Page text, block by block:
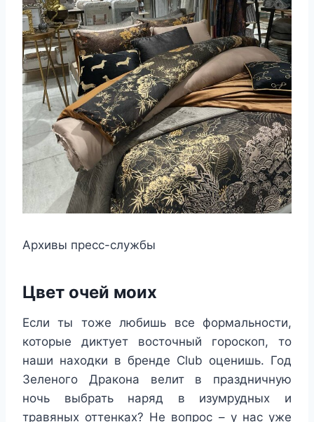
Архивы пресс-службы
Цвет очей моих
Если ты тоже любишь все формальности,
которые диктует восточный гороскоп, то
наши находки в бренде Club оценишь. Год
Зеленого Дракона велит в праздничную
ночь выбрать наряд в изумрудных и
травяных оттенках? Не вопрос – у нас уже